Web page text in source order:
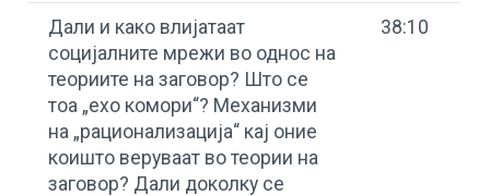
Дали и како влијатаат
социјалните мрежи во однос на
теориите на заговор? Што се
тоа „ехо комори“? Механизми
на „рационализација“ кај оние
коишто веруваат во теории на
заговор? Дали доколку се
38:10